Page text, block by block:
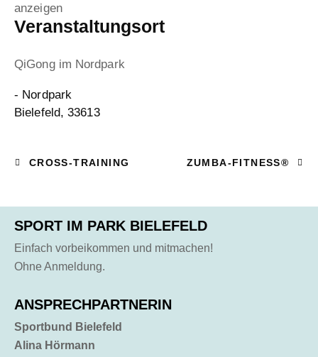
Veranstaltungsort
QiGong im Nordpark
- Nordpark
Bielefeld, 33613
anzeigen
CROSS-TRAINING ZUMBA-FITNESS®
SPORT IM PARK BIELEFELD
Einfach vorbeikommen und mitmachen!
Ohne Anmeldung.
ANSPRECHPARTNERIN
Sportbund Bielefeld
Alina Hörmann